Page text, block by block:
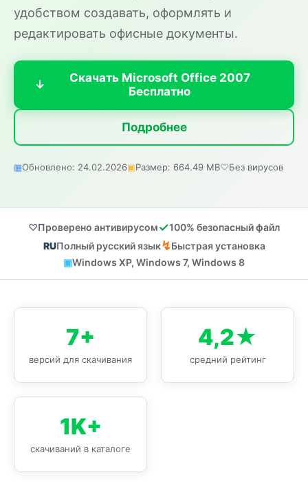
удобством создавать, оформлять и
редактировать офисные документы.
Скачать Microsoft Office 2007
Бесплатно
Подробнее
Обновлено: 24.02.2026 Размер: 664.49 MB Без вирусов
Проверено антивирусом
100% безопасный файл
Полный русский язык
Быстрая установка
Windows XP, Windows 7, Windows 8
7+
версий для скачивания
4,2★
средний рейтинг
1K+
скачиваний в каталоге